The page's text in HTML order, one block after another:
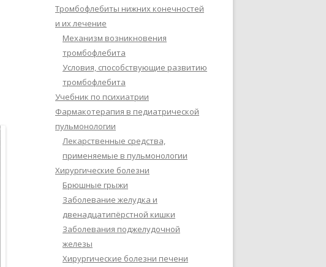
Тромбофлебиты нижних конечностей
и их лечение
Механизм возникновения
тромбофлебита
Условия, способствующие развитию
тромбофлебита
Учебник по психиатрии
Фармакотерапия в педиатрической
пульмонологии
Лекарственные средства,
применяемые в пульмонологии
Хирургические болезни
Брюшные грыжи
Заболевание желудка и
двенадцатипёрстной кишки
Заболевания поджелудочной
железы
Хирургические болезни печени